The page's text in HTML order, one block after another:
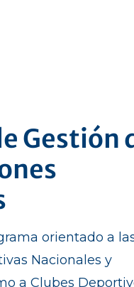
Gestión
orientado a
Nacionales y
a Clubes